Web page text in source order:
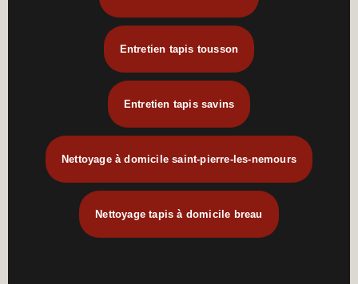
Entretien tapis tousson
Entretien tapis savins
Nettoyage à domicile saint-pierre-les-nemours
Nettoyage tapis à domicile breau